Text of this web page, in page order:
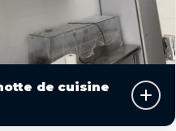
de cuisine